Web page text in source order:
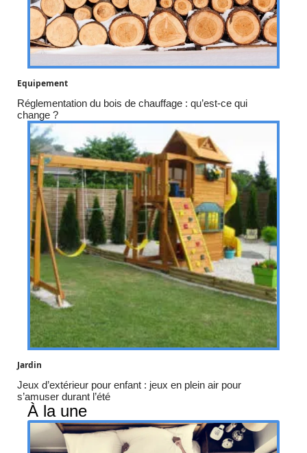
Equipement
Réglementation du bois de chauffage : qu’est-ce qui
change ?
Jardin
Jeux d’extérieur pour enfant : jeux en plein air pour
s’amuser durant l’été
À la une